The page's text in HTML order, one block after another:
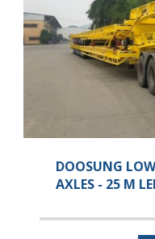
DOOSUNG
AXLES - 25 M